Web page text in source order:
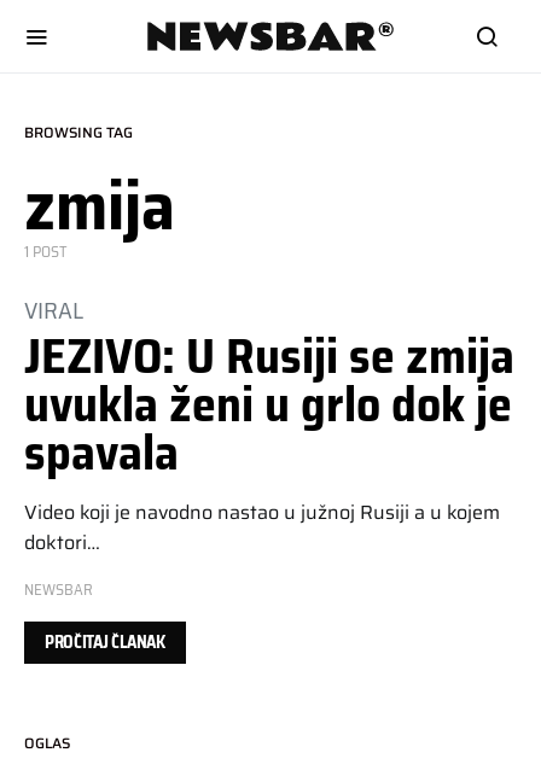
BROWSING TAG
zmija
1 POST
VIRAL
JEZIVO: U Rusiji se zmija
uvukla ženi u grlo dok je
spavala
Video koji je navodno nastao u južnoj Rusiji a u kojem
doktori…
NEWSBAR
PROČITAJ ČLANAK
OGLAS